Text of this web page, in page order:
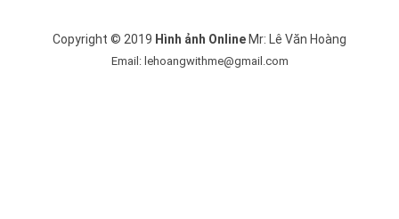
Copyright © 2019 Hình ảnh Online Mr: Lê Văn Hoàng
Email: lehoangwithme@gmail.com